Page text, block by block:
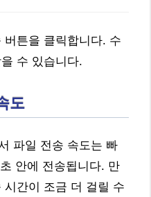
튼을 클릭합니다. 수
수 있습니다.
도
파일 전송 속도는 빠
안에 전송됩니다. 만
간이 조금 더 걸릴 수